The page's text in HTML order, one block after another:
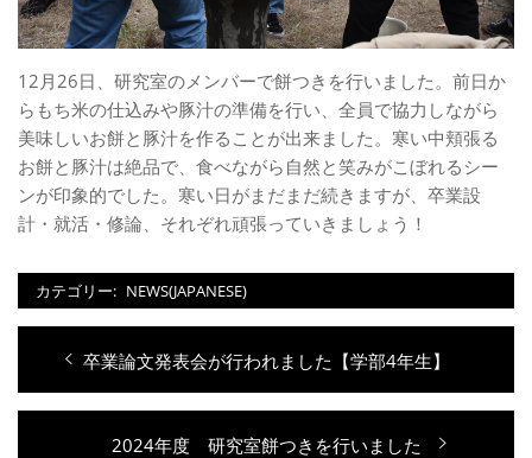
12月26日、研究室のメンバーで餅つきを行いました。前日か
らもち米の仕込みや豚汁の準備を行い、全員で協力しながら
美味しいお餅と豚汁を作ることが出来ました。寒い中頬張る
お餅と豚汁は絶品で、食べながら自然と笑みがこぼれるシー
ンが印象的でした。寒い日がまだまだ続きますが、卒業設
計・就活・修論、それぞれ頑張っていきましょう！
カテゴリー: NEWS(JAPANESE)
稿
ナ
過
去
の
卒業論文発表会が行われました【学部4年生】
次
2024年度 研究室餅つきを行いました